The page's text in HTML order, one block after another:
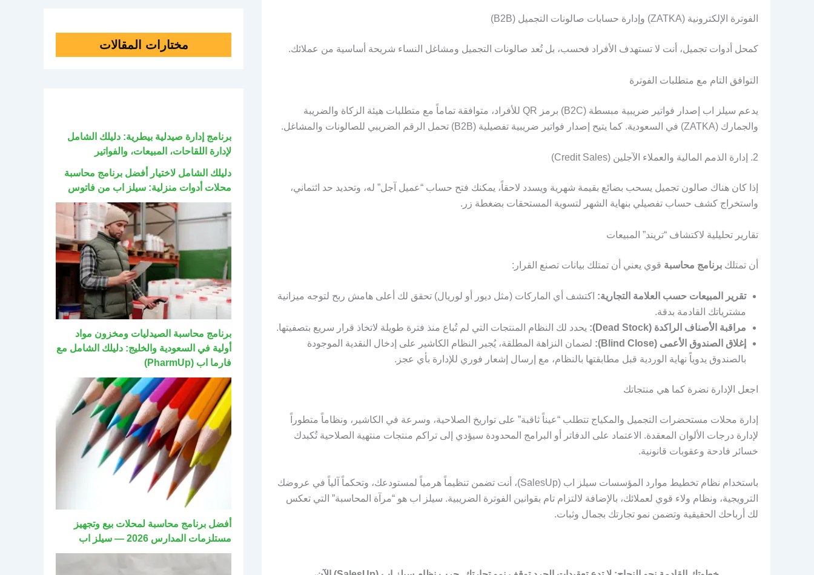
الفوترة الإلكترونية (ZATKA) وإدارة حسابات صالونات التجميل (B2B)
كمحل أدوات تجميل، أنت لا تستهدف الأفراد فحسب، بل تُعد صالونات التجميل ومشاغل النساء شريحة أساسية من عملائك.
التوافق التام مع متطلبات الفوترة
يدعم سيلز اب إصدار فواتير ضريبية مبسطة (B2C) برمز QR للأفراد، متوافقة تماماً مع متطلبات هيئة الزكاة والضريبة
والجمارك (ZATKA) في السعودية. كما يتيح إصدار فواتير ضريبية تفصيلية (B2B) تحمل الرقم الضريبي للصالونات والمشاغل.
2. إدارة الذمم المالية والعملاء الآجلين (Credit Sales)
إذا كان هناك صالون تجميل يسحب بضائع بقيمة شهرية ويسدد لاحقاً، يمكنك فتح حساب “عميل آجل” له، وتحديد حد ائتماني،
واستخراج كشف حساب تفصيلي بنهاية الشهر لتسوية المستحقات بضغطة زر.
تقارير تحليلية لاكتشاف “تريند” المبيعات
أن تمتلك برنامج محاسبة قوي يعني أن تمتلك بيانات تصنع القرار:
تقرير المبيعات حسب العلامة التجارية: اكتشف أي الماركات (مثل ديور أو لوريال) تحقق لك أعلى هامش ربح لتوجه ميزانية
مشترياتك القادمة بدقة.
مراقبة الأصناف الراكدة (Dead Stock):
يحدد لك النظام المنتجات التي لم تُباع منذ فترة طويلة لاتخاذ قرار سريع بتصفيتها.
إغلاق الصندوق الأعمى (Blind Close):
لضمان النزاهة المطلقة، يُجبر النظام الكاشير على إدخال النقدية الموجودة
بالصندوق يدوياً نهاية الوردية قبل مطابقتها بالنظام، مع إرسال إشعار فوري للإدارة بأي عجز.
اجعل الإدارة نضرة كما هي منتجاتك
إدارة محلات مستحضرات التجميل والمكياج تتطلب “عيناً ثاقبة” على تواريخ الصلاحية، وسرعة في الكاشير، ونظاماً متطوراً
لإدارة درجات الألوان المعقدة. الاعتماد على الدفاتر أو البرامج المحدودة سيؤدي إلى تراكم منتجات منتهية الصلاحية تُكبدك
خسائر فادحة وعقوبات قانونية.
باستخدام نظام تخطيط موارد المؤسسات سيلز اب (SalesUp)، أنت تضمن تنظيماً هرمياً لمستودعك، وتحكماً آلياً في عروضك
الترويجية، ونظام ولاء قوي لعملائك، بالإضافة لالتزام تام بقوانين الفوترة الضريبية. سيلز اب هو “مرآة المحاسبة” التي تعكس
لك أرباحك الحقيقية وتضمن نمو تجارتك بجمال وثبات.
مختارات المقالات
برنامج إدارة صيدلية بيطرية: دليلك الشامل
لإدارة اللقاحات، المبيعات، والفواتير
دليلك الشامل لاختيار أفضل برنامج محاسبة
محلات أدوات منزلية: سيلز اب من فاتوس
برنامج محاسبة الصيدليات ومخزون مواد
أولية في السعودية والخليج: دليلك الشامل مع
فارما اب (PharmUp)
أفضل برنامج محاسبة لمحلات بيع وتجهيز
مستلزمات المدارس 2026 — سيلز اب